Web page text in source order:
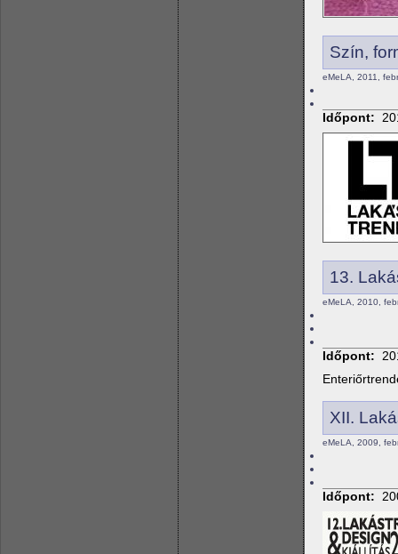
Szín,
eMeLA, 2011,
Időpont:
13.
eMeLA, 2010,
Időpont:
XII.
eMeLA, 2009,
Időpont: